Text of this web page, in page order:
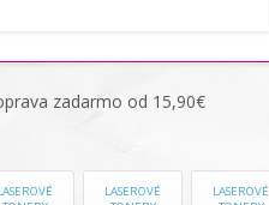
zadarmo od 15,90€
LASEROVÉ
LASEROVÉ